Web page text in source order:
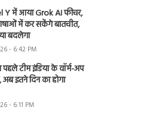
Y में आया Grok AI फीचर,
में कर सकेंगे बातचीत,
बदलेगा
- 6:42 PM
पहले टीम इंडिया के वॉर्म-अप
इतने दिन का होगा
- 6:11 PM